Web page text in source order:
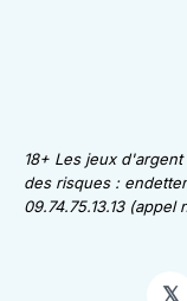
18+ Les jeux
des risques :
09.74.75.13.13 (appel
𝕏